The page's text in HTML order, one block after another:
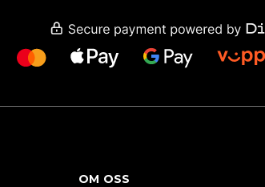
OM OSS